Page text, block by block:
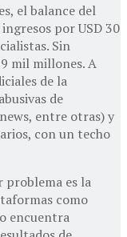
el balance del
por USD 30
Sin
mil millones. A
de la
de
entre otras) y
con un techo
problema es la
como
encuentra